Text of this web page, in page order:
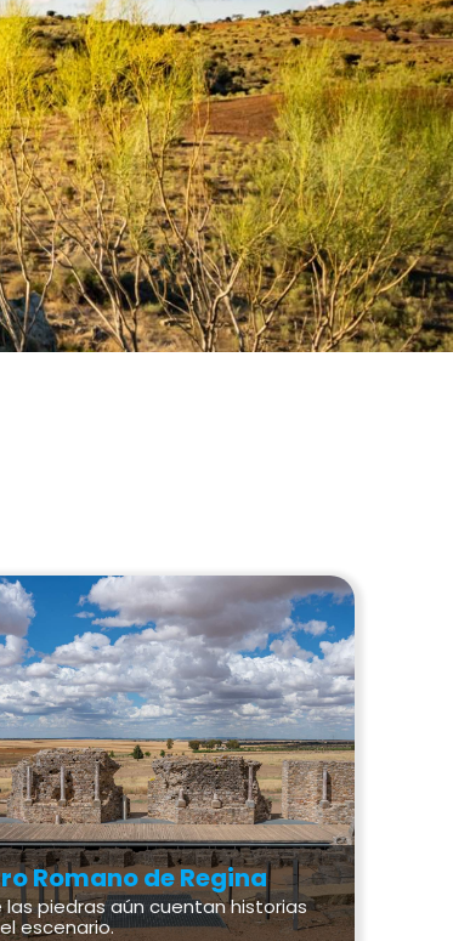
Romano de Regina
las piedras aún cuentan historias
escenario.